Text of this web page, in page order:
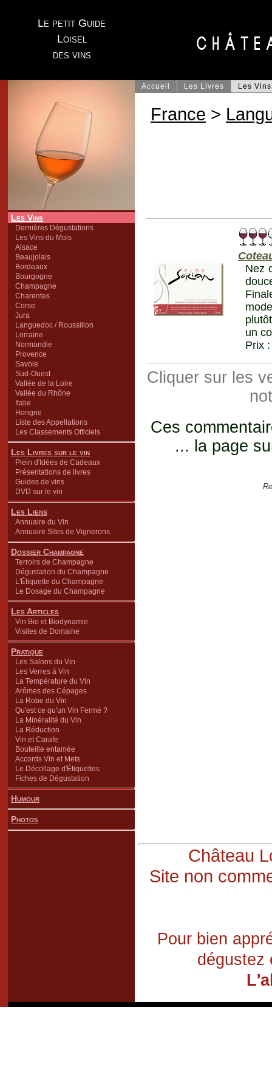
Le petit Guide
Loisel
des vins
Les Vins
Dernières Dégustations
Les Vins du Mois
Alsace
Beaujolais
Bordeaux
Bourgogne
Champagne
Charentes
Corse
Jura
Languedoc / Roussillon
Lorraine
Normandie
Provence
Savoie
Sud-Ouest
Vallée de la Loire
Vallée du Rhône
Italie
Hongrie
Liste des Appellations
Les Classements Officiels
Les Livres sur le vin
Plein d'Idées de Cadeaux
Présentations de livres
Guides de vins
DVD sur le vin
Les Liens
Annuaire du Vin
Annuaire Sites de Vignerons
Dossier Champagne
Terroirs de Champagne
Dégustation du Champagne
L'Étiquette du Champagne
Le Dosage du Champagne
Les Articles
Vin Bio et Biodynamie
Visites de Domaine
Pratique
Les Salons du Vin
Les Verres à Vin
La Température du Vin
Arômes des Cépages
La Robe du Vin
Qu'est ce qu'un Vin Fermé ?
La Minéralité du Vin
La Réduction
Vin et Carafe
Bouteille entamée
Accords Vin et Mets
Le Décollage d'Étiquettes
Fiches de Dégustation
Humour
Photos
Accueil Les Livres Les Vins
France >
Nez
un
Prix
Cliquer sur les
Ces
... la page
Château
Site non
Pour bien
dégustez